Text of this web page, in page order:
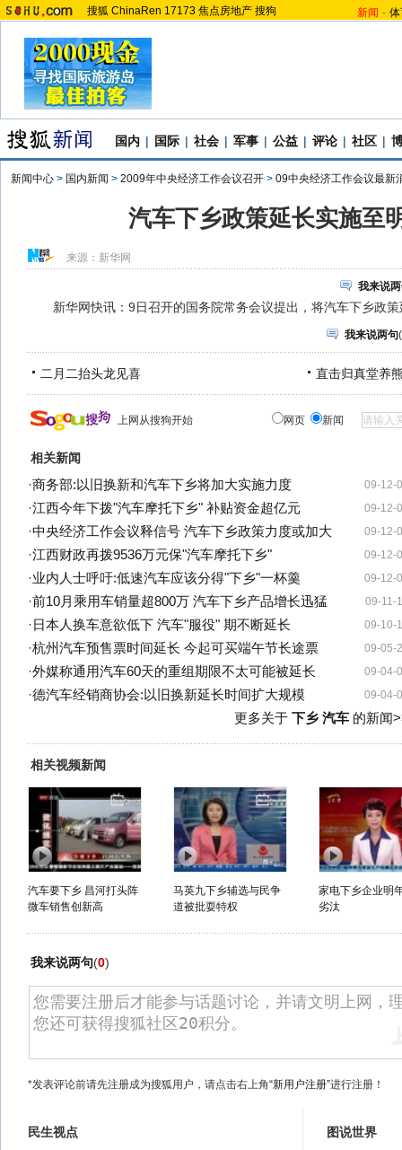
搜狐 ChinaRen 17173 焦点房地产 搜狗 新闻 -
国内 | 国际 | 社会 | 军事 | 公益 | 评论 | 社区 |
新闻中心 > 国内新闻 > 2009年中央经济工作会议召开 > 09中央经济工作会议最新
汽车下乡政策延长实施至
来源： 新华网
我来说
新华网快讯：9日召开的国务院常务会议提出，将汽车下乡政策
我来说两句(
二月二抬头龙见喜 直击归真堂养
上网从搜狗开始 网页 新闻
相关新闻
09-12-
·商务部:以旧换新和汽车下乡将加大实施力度
09-12-
·江西今年下拨"汽车摩托下乡" 补贴资金超亿元
09-12-
·中央经济工作会议释信号 汽车下乡政策力度或加大
09-12-
·江西财政再拨9536万元保"汽车摩托下乡"
09-12-
·业内人士呼吁:低速汽车应该分得"下乡"一杯羹
09-11-
·前10月乘用车销量超800万 汽车下乡产品增长迅猛
09-10-
· 日本人换车意欲低下 汽车"服役" 期不断延长
09-05-
·杭州汽车预售票时间延长 今起可买端午节长途票
09-04-
·外媒称通用汽车60天的重组期限不太可能被延长
09-04-
·德汽车经销商协会:以旧换新延长时间扩大规模
更多关于 下乡 汽车的新闻
相关视频新闻
汽车要下乡 昌河打头阵
微车销售创新高
马英九下乡辅选与民争
道被批耍特权
家电下乡企业明
劣汰
我来说两句(0)
*发表评论前请先注册成为搜狐用户，请点击右上角“新用户注册”进行注册！
民生视点
图说世界